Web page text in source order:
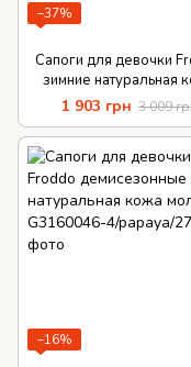
−37%
Сапоги для девочки
зимние натуральная
шерстяная
1 903 грн 3 009
−16%